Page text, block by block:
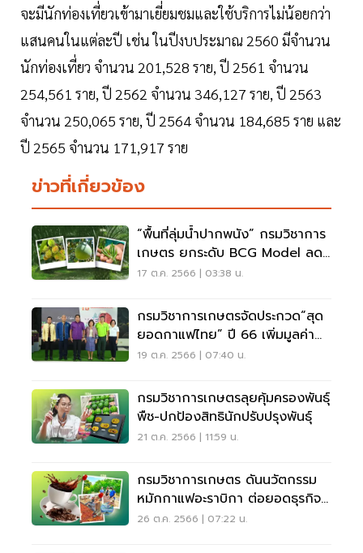
จะมีนักท่องเที่ยวเข้ามาเยี่ยมชมและใช้บริการไม่น้อยกว่า
แสนคนในแต่ละปี เช่น ในปีงบประมาณ 2560 มีจำนวน
นักท่องเที่ยว จำนวน 201,528 ราย, ปี 2561 จำนวน
254,561 ราย, ปี 2562 จำนวน 346,127 ราย, ปี 2563
จำนวน 250,065 ราย, ปี 2564 จำนวน 184,685 ราย และ
ปี 2565 จำนวน 171,917 ราย
ข่าวที่เกี่ยวข้อง
“พื้นที่ลุ่มน้ำปากพนัง” กรมวิชาการ
เกษตร ยกระดับ BCG Model ลด
ก๊าซเรือนกระจก
17 ต.ค. 2566 | 03:38 น.
กรมวิชาการเกษตรจัดประกวด“สุด
ยอดกาแฟไทย” ปี 66 เพิ่มมูลค่า
กาแฟไทย เกษตรกรได้อานิสงส์
19 ต.ค. 2566 | 07:40 น.
กรมวิชาการเกษตรลุยคุ้มครองพันธุ์
พืช-ปกป้องสิทธินักปรับปรุงพันธุ์
21 ต.ค. 2566 | 11:59 น.
กรมวิชาการเกษตร ดันนวัตกรรม
หมักกาแฟอะราบิกา ต่อยอดธุรกิจ
จากฐานชีวภาพ
26 ต.ค. 2566 | 07:22 น.